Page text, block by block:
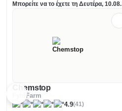
Μπορείτε να το έχετε τη Δευτέρα, 10.08.
Chemstop
FytoFarm
4.9(41)